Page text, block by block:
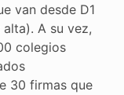
van desde D1
A su vez,
colegios
30 firmas que